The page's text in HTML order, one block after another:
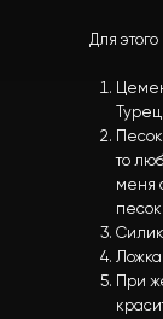
Для
то
меня
песок.
Ложка
При